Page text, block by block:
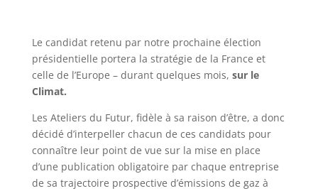
Le candidat retenu par notre prochaine élection
présidentielle portera la stratégie de la France et
celle de l’Europe – durant quelques mois, sur le
Climat.
Les Ateliers du Futur, fidèle à sa raison d’être, a donc
décidé d’interpeller chacun de ces candidats pour
connaître leur point de vue sur la mise en place
d’une publication obligatoire par chaque entreprise
de sa trajectoire prospective d’émissions de gaz à